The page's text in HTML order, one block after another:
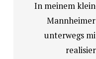
In meinem
unterwegs